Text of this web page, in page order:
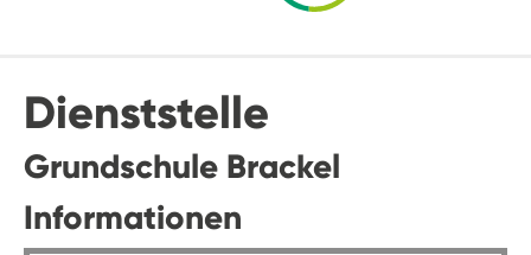
Dienststelle
Grundschule Brackel
Informationen